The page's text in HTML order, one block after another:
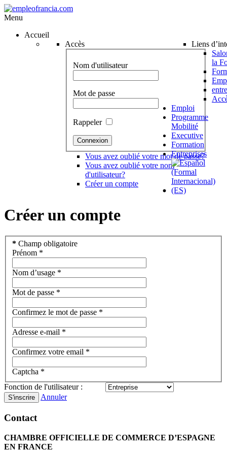
Menu
Accueil
Accès
Nom d'utilisateur
Mot de passe
Rappeler
Vous avez oublié votre mot de passe?
Vous avez oublié votre nom
d'utilisateur?
Créer un compte
Liens
la
Emploi
Programme
Mobilité
Executive
Formation
Entreprises
Créer un compte
* Champ obligatoire
Prénom *
Nom d’usage *
Mot de passe *
Confirmez le mot de passe *
Adresse e-mail *
Confirmez votre email *
Captcha *
Fonction de l'utilisateur :
S'inscrire Annuler
Contact
CHAMBRE OFFICIELLE DE COMMERCE D’ESPAGNE
EN FRANCE